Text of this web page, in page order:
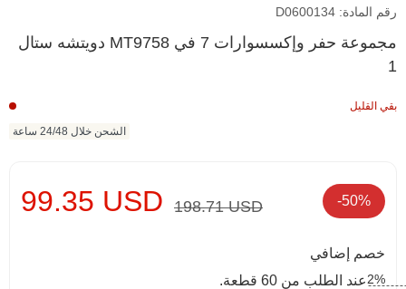
رقم المادة: D0600134
دويتشه ستال MT9758 مجموعة حفر وإكسسوارات 7 في
1
بقي القليل
الشحن خلال 24/48 ساعة
99.35 USD 198.71 USD -50%
خصم إضافي
عند الطلب من 60 قطعة.2%